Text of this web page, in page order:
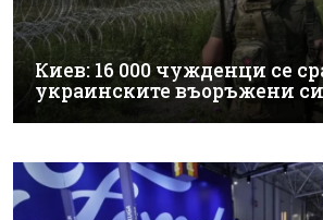
Киев: 16 000 чужденци се
украинските въоръжени